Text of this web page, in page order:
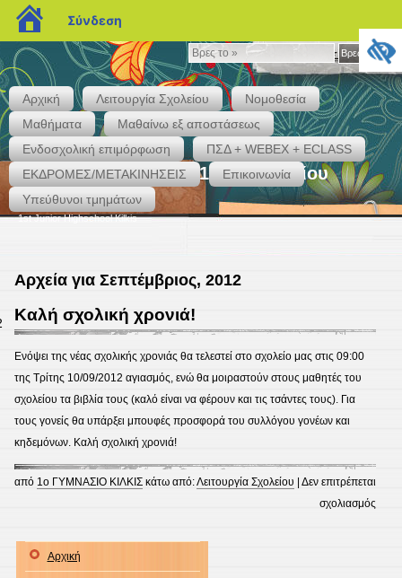
Βρες
το
»
Βρες το »
Αρχική Λειτουργία Σχολείου
Νομοθεσία
Μαθήματα
Μαθαίνω εξ αποστάσεως
Ενδοσχολική επιμόρφωση
ΠΣΔ + WEBEX + ECLASS
ΕΚΔΡΟΜΕΣ/ΜΕΤΑΚΙΝΗΣΕΙΣ
Επικοινωνία
Υπεύθυνοι τμημάτων
Το επίσημο blog του 1ου Γυμνασίου
Κιλκίς
1st Junior Highschool Kilkis
Αρχεία για Σεπτέμβριος, 2012
Καλή σχολική χρονιά!
Ενόψει της νέας σχολικής χρονιάς θα τελεστεί στο σχολείο μας στις 09:00
της Τρίτης 10/09/2012 αγιασμός, ενώ θα μοιραστούν στους μαθητές του
σχολείου τα βιβλία τους (καλό είναι να φέρουν και τις τσάντες τους). Για
τους γονείς θα υπάρξει μπουφές προσφορά του συλλόγου γονέων και
κηδεμόνων. Καλή σχολική χρονιά!
από 1ο ΓΥΜΝΑΣΙΟ ΚΙΛΚΙΣ κάτω από:Λειτουργία Σχολείου |Δεν επιτρέπεται
σχολιασμός
Αρχική
blogs.sch.gr
Σύνδεση